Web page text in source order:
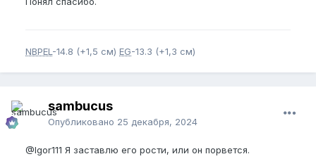
NBPEL -14.8 (+1,5 см) EG-13.3 (+1,3 см)
sambucus
Опубликовано 25 декабря, 2024
@Igor111 Я заставлю его рости, или он порвется.